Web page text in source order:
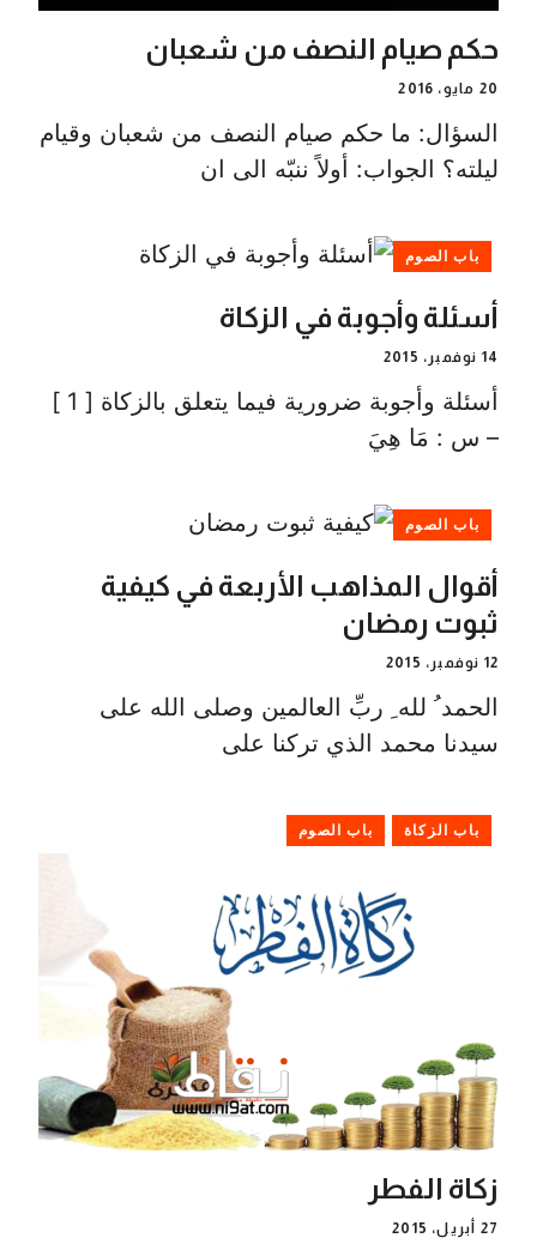
حكم صيام النصف من شعبان
20 مايو، 2016
السؤال: ما حكم صيام النصف من شعبان وقيام
ليلته؟ الجواب: أولاً ننبّه الى ان
باب الصوم
أسئلة وأجوبة في الزكاة
14 نوفمبر، 2015
أسئلة وأجوبة ضرورية فيما يتعلق بالزكاة [ 1 ]
– س : مَا هِيَ
باب الصوم
أقوال المذاهب الأربعة في كيفية
ثبوت رمضان
12 نوفمبر، 2015
الحمد ُ لله ِ ربِّ العالمين وصلى الله على
سيدنا محمد الذي تركنا على
باب الزكاة باب الصوم
زكاة الفطر
27 أبريل، 2015